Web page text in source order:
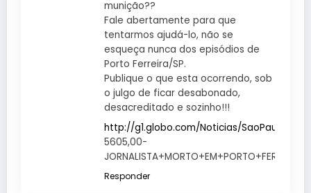
munição??
Fale abertamente para que
tentarmos ajudá-lo, não se
esqueça nunca dos episódios de
Porto Ferreira/SP.
Publique o que esta ocorrendo, sob
o julgo de ficar desabonado,
desacreditado e sozinho!!!
http://g1.globo.com/Noticias/SaoPaulo/0
5605,00-
Responder